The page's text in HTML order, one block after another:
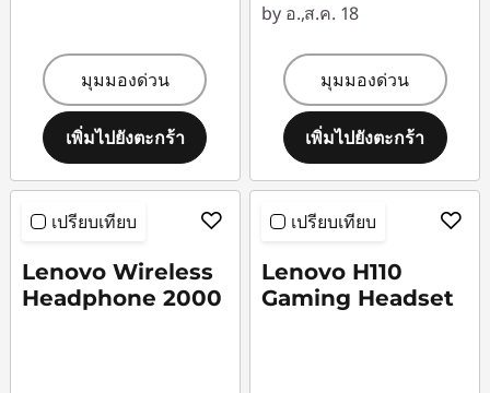
มุมมองด่วน
เพิ่มไปยังตะกร้า
by อ.,ส.ค. 18
มุมมองด่วน
เพิ่มไปยังตะกร้า
เปรียบเทียบ
Lenovo Wireless
Headphone 2000
เปรียบเทียบ
Lenovo H110
Gaming Headset